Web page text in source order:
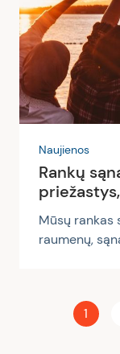
maistu ar iš
saulės
mineralų,
Naujienos
Rankų
Mūsų rankas
raumenų,
jų priklauso
1